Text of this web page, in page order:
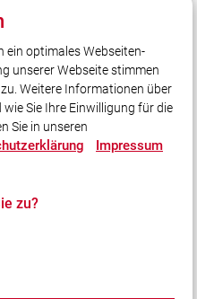
und vernetzen Sie sich
ein optimales Webseiten-
unserer Webseite stimmen
Weitere Informationen über
Sie Ihre Einwilligung für die
Sie in unseren
Impressum
zu?